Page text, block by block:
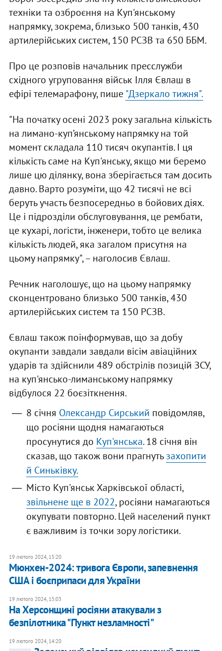
техніки та озброєння на Куп'янському
напрямку, зокрема, близько 500 танків, 430
артилерійських систем, 150 РСЗВ та 650 ББМ.
Про це розповів начальник пресслужби
східного угруповання військ Ілля Євлаш в
ефірі телемарафону, пише"Дзеркало тижня".
"На початку осені 2023 року загальна кількість
на лимано-куп’янському напрямку на той
момент складала 110 тисяч окупантів. І ця
кількість саме на Куп'янську, якщо ми беремо
лише цю ділянку, вона зберігається там досить
давно. Варто розуміти, що 42 тисячі не всі
беруть участь безпосередньо в бойових діях.
Це і підрозділи обслуговування, це рембати,
це кухарі, логісти, інженери, тобто це велика
кількість людей, яка загалом присутня на
цьому напрямку", – наголосив Євлаш.
Речник наголошує, що на цьому напрямку
сконцентровано близько 500 танків, 430
артилерійських систем та 150 РСЗВ.
Євлаш також поінформував, що за добу
окупанти завдали завдали вісім авіаційних
ударів та здійснили 489 обстрілів позицій ЗСУ,
на куп'янсько-лиманському напрямку
відбулося 22 боєзіткнення.
8 січня Олександр Сирський повідомляв,
що росіяни щодня намагаються
просунутися до Куп'янська. 18 січня він
сказав, що також вони прагнутьзахопити
й Синьківку.
Місто Куп'янськ Харківської області,
звільнене ще в 2022, росіяни намагаються
окупувати повторно. Цей населений пункт
є важливим із точки зору логістики.
19 лютого 2024, 15:20
Мюнхен-2024: тривога Європи, запевнення
США і боєприпаси для України
19 лютого 2024, 15:03
На Херсонщині росіяни атакували з
безпілотника "Пункт незламності"
19 лютого 2024, 14:20